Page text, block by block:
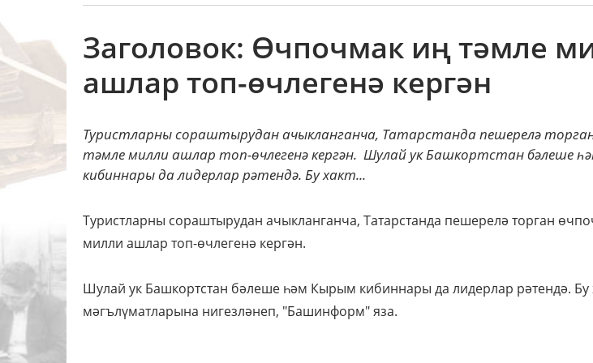
Заголовок: Өчпочмак иң тәмле
ашлар топ-өчлегенә кергән
Туристларны сораштырудан ачыкланганча, Татарстанда пешерелә
тәмле милли ашлар топ-өчлегенә кергән. Шулай ук Башкортстан бәлеше
кибиннары да лидерлар рәтендә. Бу хакт...
Туристларны сораштырудан ачыкланганча, Татарстанда пешерелә торган
милли ашлар топ-өчлегенә кергән.
Шулай ук Башкортстан бәлеше һәм Кырым кибиннары да лидерлар рәтендә. Бу
мәгълүматларына нигезләнеп, "Башинформ" яза.